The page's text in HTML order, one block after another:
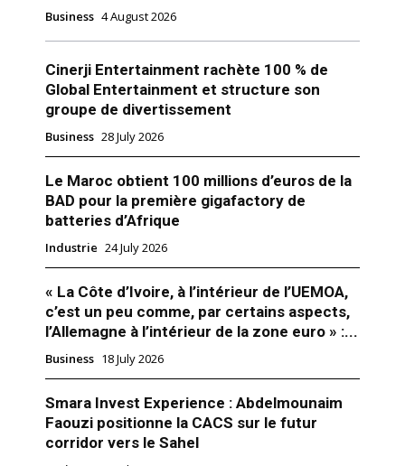
Business 4 August 2026
Cinerji Entertainment rachète 100 % de
Global Entertainment et structure son
groupe de divertissement
Business 28 July 2026
Le Maroc obtient 100 millions d’euros de la
BAD pour la première gigafactory de
batteries d’Afrique
Industrie 24 July 2026
« La Côte d’Ivoire, à l’intérieur de l’UEMOA,
c’est un peu comme, par certains aspects,
l’Allemagne à l’intérieur de la zone euro » :...
Business 18 July 2026
Smara Invest Experience : Abdelmounaim
Faouzi positionne la CACS sur le futur
corridor vers le Sahel